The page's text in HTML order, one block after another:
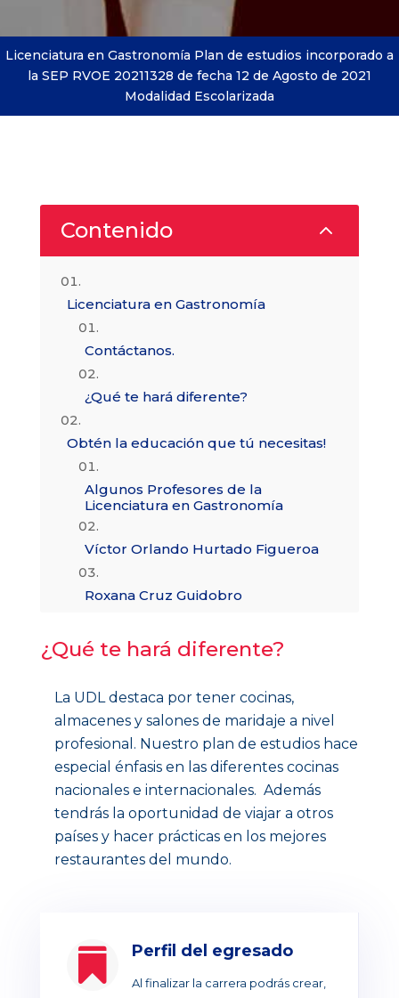
Licenciatura en Gastronomía Plan de estudios incorporado a
la SEP RVOE 20211328 de fecha 12 de Agosto de 2021
Modalidad Escolarizada
Contenido 2
Licenciatura en Gastronomía
Contáctanos.
¿Qué te hará diferente?
Obtén la educación que tú necesitas!
Algunos Profesores de la
Licenciatura en Gastronomía
Víctor Orlando Hurtado Figueroa
Roxana Cruz Guidobro
Yethro Romero Maury
¿Qué te hará diferente?
La UDL destaca por tener cocinas,
almacenes y salones de maridaje a nivel
profesional. Nuestro plan de estudios hace
especial énfasis en las diferentes cocinas
nacionales e internacionales. Además
tendrás la oportunidad de viajar a otros
países y hacer prácticas en los mejores
restaurantes del mundo.
 Perfil del egresado
Al finalizar la carrera podrás crear,